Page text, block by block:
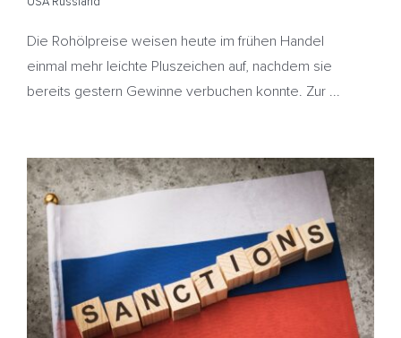
Die Rohölpreise weisen heute im frühen Handel
einmal mehr leichte Pluszeichen auf, nachdem sie
bereits gestern Gewinne verbuchen konnte. Zur ...
Neue Sanktionen gegen Russland – Heizölpreise
ziehen wieder an
EU HeizölNews LNG Russland Sanktionen
Schattenflotte